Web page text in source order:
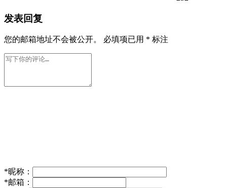
发表回复
您的邮箱地址不会被公开。 必填项已用 * 标注
*昵称：
*邮箱：